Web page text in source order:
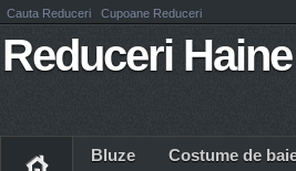
Cauta Reduceri Cupoane Reduceri
Reduceri
Bluze Costume de